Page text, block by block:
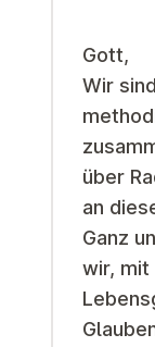
Gott,
Wir
über
an
Ganz
wir, mit